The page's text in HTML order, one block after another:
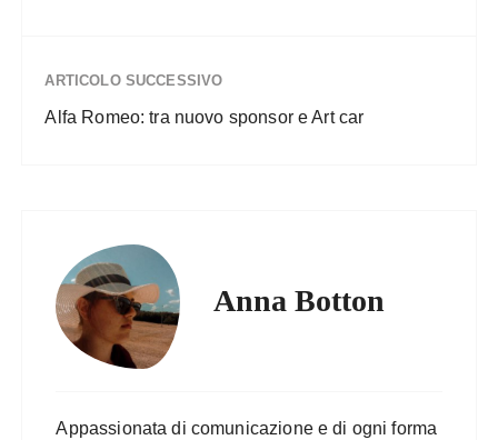
ARTICOLO SUCCESSIVO
Alfa Romeo: tra nuovo sponsor e Art car
Anna Botton
Appassionata di comunicazione e di ogni forma